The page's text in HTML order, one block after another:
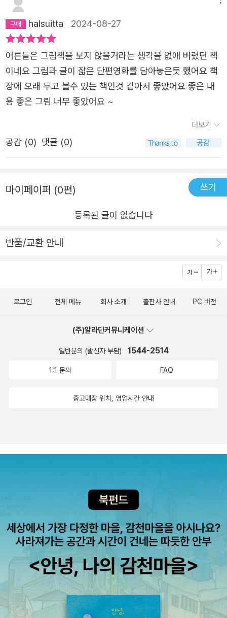
던 이은경 작가가 이번에는 엄마를 향한 깊고 아련한 사랑을
담아 《퍼즐》을 출간했습니다. 이은경 작가는 주로 사용하던
선명한 색상의 유화 대신 종이에 자연스럽게 스며드는 수채
화와 자유로운 펜 드로잉으로 사려져 가는 기억과 엄마를 향
한 사랑을 따뜻하고 섬세하고 감성적으로 담아냈습니다. 엄
마가 기억하기 위해 모아둔 액자들 사이로 비치는 햇살, 엄
마의 사랑이 담긴 추억 속 장면들, 노랗게 물든 낙엽 위로 펼
치, 기억을 잃는다 해도 엄마의 사랑은 추억이 되어 우리 가
슴 속에 따뜻하게 빛나고 있다고 말하는 것만 같습니다. 또
한 이은경 작가의 시적인 글이 그림과 만나 깊이를 더합니
마의 치매를 ‘퍼즐’이라는, 은유적인 방식으로 풀어낸 것뿐
고 문장을 곱씹게 합니다. “나는 인생이 종종 퍼즐 같다고 생
때로는 기억하고 싶지 않은 경험도 모두 내 인생의 조각이
야. 기억의 일부만 남기고 사라진 작은 존재들… 그리고 엄마
보게 됩니다. 나에겐 어떤 기억이 소중했는지와 오늘이 얼마
마, 그리고 엄마에게 받은 사랑이 우리 마음속에서 반짝이며
halsuitta 2024-08-27
어른들은 그림책을 보지 않을거라는 생각을 없애 버렸던 책
이네요 그림과 글이 잛은 단편영화를 담아놓은듯 했어요 책
장에 오래 두고 볼수 있는 책인것 같아서 좋았어요 좋은 내
용 좋은 그림 너무 좋았어요 ~
더보기
공감 (0) 댓글 (0)
마이페이퍼 (0편) 쓰기
등록된 글이 없습니다
반품/교환 안내
로그인 전체 메뉴 회사 소개 출판사 안내 PC 버전
(주)알라딘커뮤니케이션
일반문의 (발신자 부담) 1544-2514
1:1 문의 FAQ
중고매장 위치, 영업시간 안내